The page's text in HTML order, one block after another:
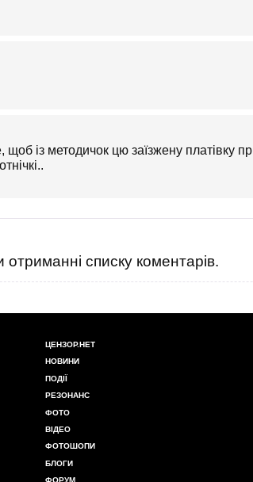
щоб із методичок цю заїзжену платівку
списку коментарів.
ЦЕНЗОР.НЕТ
НОВИНИ
ПОДІЇ
РЕЗОНАНС
ФОТО
ВІДЕО
ФОТОШОПИ
БЛОГИ
ФОРУМ